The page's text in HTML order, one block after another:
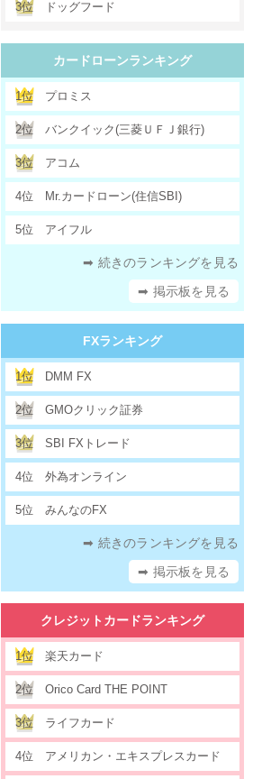
3位 ドッグフード
カードローンランキング
1位 プロミス
2位 バンクイック(三菱ＵＦＪ銀行)
3位 アコム
4位 Mr.カードローン(住信SBI)
5位 アイフル
➡ 続きのランキングを見る
➡ 掲示板を見る
FXランキング
1位 DMM FX
2位 GMOクリック証券
3位 SBI FXトレード
4位 外為オンライン
5位 みんなのFX
➡ 続きのランキングを見る
➡ 掲示板を見る
クレジットカードランキング
1位 楽天カード
2位 Orico Card THE POINT
3位 ライフカード
4位 アメリカン・エキスプレスカード